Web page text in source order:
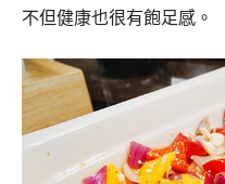
不但健康也很有飽足感。